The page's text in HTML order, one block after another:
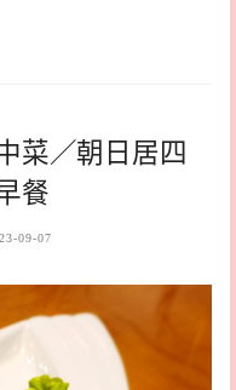
菜／朝日居四
餐
09-07